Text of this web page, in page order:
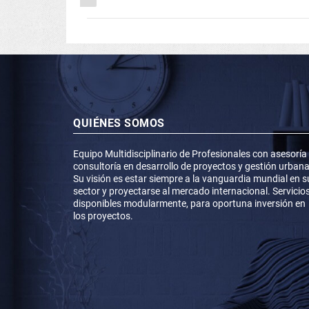
QUIÉNES SOMOS
Equipo Multidisciplinario de Profesionales con asesoría
consultoría en desarrollo de proyectos y gestión
Su visión es estar siempre a la vanguardia mundial en
sector y proyectarse al mercado internacional.
disponibles modularmente, para oportuna inversión en
los proyectos.